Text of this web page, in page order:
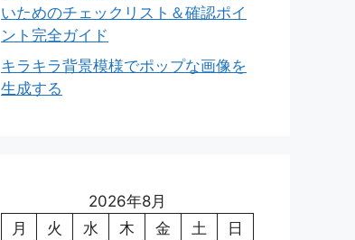
いためのチェックリスト＆確認ポイ
ント完全ガイド
キラキラ背景模様でポップな画像を
生成する
2026年8月
月
火 水 木 金 土
日